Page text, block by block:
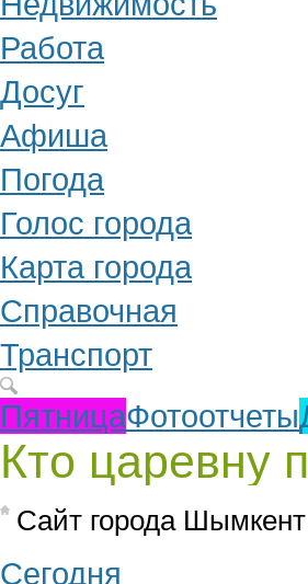
Работа
Досуг
Афиша
Погода
Голос города
Карта города
Справочная
Транспорт
ПятницаФотоотчеты
Кто царевну
Cайт города Шымкент
Сегодня